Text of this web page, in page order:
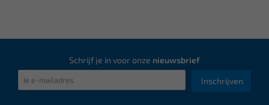
Schrijf je in voor onze nieuwsbrief
Inschrijven